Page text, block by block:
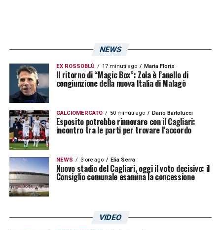
NEWS
EX ROSSOBLÙ 17 minuti ago Maria Floris
Il ritorno di “Magic Box”: Zola è l’anello di
congiunzione della nuova Italia di Malagò
CALCIOMERCATO 50 minuti ago Dario Bartolucci
Esposito potrebbe rinnovare con il Cagliari:
incontro tra le parti per trovare l’accordo
NEWS 3 ore ago Elia Serra
Nuovo stadio del Cagliari, oggi il voto decisivo: il
Consiglio comunale esamina la concessione
VIDEO